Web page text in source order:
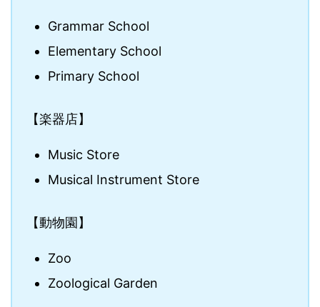
Grammar School
Elementary School
Primary School
【楽器店】
Music Store
Musical Instrument Store
【動物園】
Zoo
Zoological Garden